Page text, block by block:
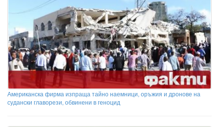
Американска фирма изпраща тайно наемници, оръжия и дронове на
судански главорези, обвинени в геноцид